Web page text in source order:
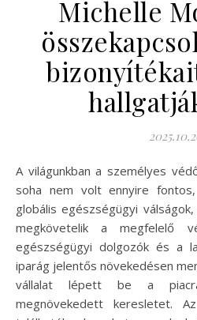
Michelle
A világunkban a személyes védőeszközök (PPE) szerepe
soha nem volt ennyire
globális egészségügyi
megkövetelik a megfelelő
egészségügyi dolgozók és a
iparág jelentős növekedésen
vállalat lépett be a
megnövekedett keresletet.